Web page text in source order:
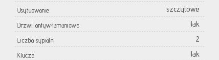
Usytuowanie szczytowe
Drzwi antywłamaniowe tak
Liczba sypialni 2
Klucze tak